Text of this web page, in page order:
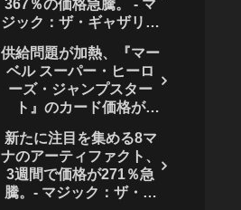
367％の価格急騰。 - マ
ジック：ザ・ギャザリン
供給問題が加熱、『マー
ベル スーパー・ヒーロ
ーズ・ジャンプスター
ト』のカード価格が
ク：ザ・ギャザリング
新たに注目を集める8マ
ナのアーティファクト、
3週間で価格が271％急
騰。- マジック：ザ・ギ